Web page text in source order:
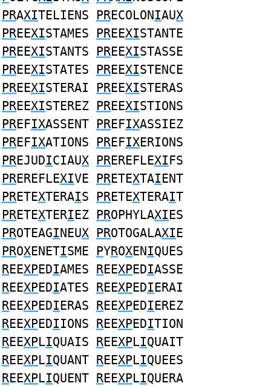
PRAXITELIENS PRECOLONIAUX
PREEXISTAMES PREEXISTANTE
PREEXISTANTS PREEXISTASSE
PREEXISTATES PREEXISTENCE
PREEXISTERAI PREEXISTERAS
PREEXISTEREZ PREEXISTIONS
PREFIXASSENT PREFIXASSIEZ
PREFIXATIONS PREFIXERIONS
PREJUDICIAUX PREREFLEXIFS
PREREFLEXIVE PRETEXTAIENT
PRETEXTERAIS PRETEXTERAIT
PRETEXTERIEZ PROPHYLAXIES
PROTEAGINEUX PROTOGALAXIE
PROXENETISME PYROXENIQUES
REEXPEDIAMES REEXPEDIASSE
REEXPEDIATES REEXPEDIERAI
REEXPEDIERAS REEXPEDIEREZ
REEXPEDIIONS REEXPEDITION
REEXPLIQUAIS REEXPLIQUAIT
REEXPLIQUANT REEXPLIQUEES
REEXPLIQUENT REEXPLIQUERA